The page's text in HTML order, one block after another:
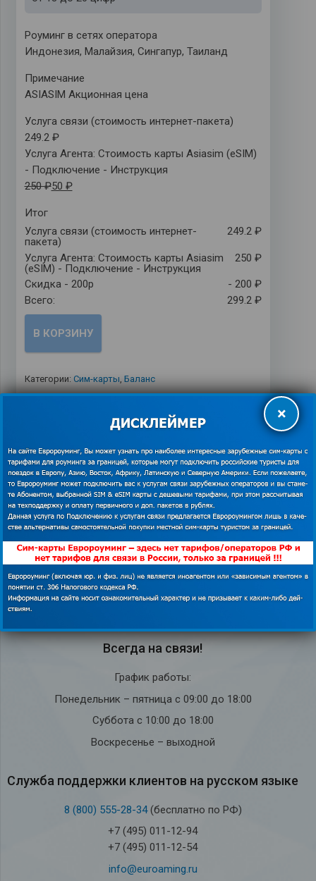
Роуминг в сетях оператора
Индонезия, Малайзия, Сингапур, Таиланд
Примечаниe
ASIASIM Акционная цена
Услуга связи (стоимость интернет-пакета)
249.2 ₽
Услуга Агента: Стоимость карты Asiasim (eSIM)
- Подключение - Инструкция
250 ₽50 ₽
Итог
Услуга связи (стоимость интернет-
пакета)
249.2 ₽
Услуга Агента: Стоимость карты Asiasim
(eSIM) - Подключение - Инструкция
250 ₽
Скидка - 200р
- 200 ₽
Всего:
299.2 ₽
В КОРЗИНУ
Категории: Сим-карты Баланс
ПОДДЕРЖКА СИМ-КАРТ ЕВРОРОУМИНГ
Всегда на связи!
График работы:
Понедельник – пятница с 09:00 до 18:00
Суббота с 10:00 до 18:00
Воскресенье – выходной
Служба под­держки кли­ен­тов на рус­ском языке
8 (800) 555-28-34(бесплатно по РФ)
+7 (495) 011-12-94
+7 (495) 011-12-54
info@euroaming.ru
×